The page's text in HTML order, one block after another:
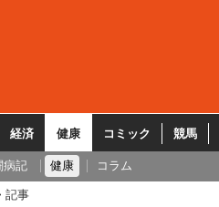
経済 健康 コミック 競馬
病記 健康 コラム
記事